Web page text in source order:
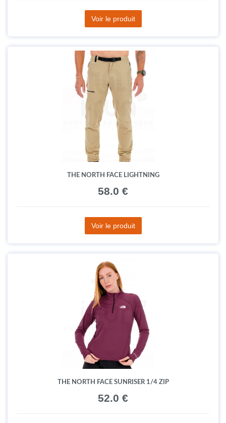
Voir le produit
THE NORTH FACE LIGHTNING
58.0 €
Voir le produit
THE NORTH FACE SUNRISER 1/4 ZIP
52.0 €